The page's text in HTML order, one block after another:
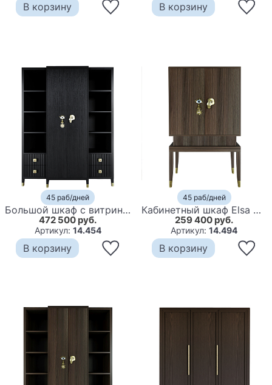
В корзину В корзину
45 раб/дней
Большой шкаф с витриной Elsa Dreams Black
472 500 руб.
Артикул: 14.454
В корзину
45 раб/дней
Кабинетный шкаф Elsa Dreams Walnut с 2-мя ящиками
259 400 руб.
Артикул:14.494
В корзину